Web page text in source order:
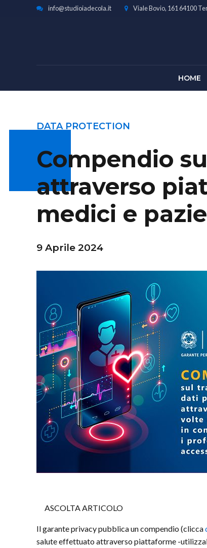
info@studioiadecola.it Viale Bovio, 161 64100
HOME
DATA PROTECTION
Compendio
attraverso
medici e
9 Aprile 2024
ASCOLTA ARTICOLO
Il garante privacy pubblica un compendio (clicca
salute effettuato attraverso piattaforme -